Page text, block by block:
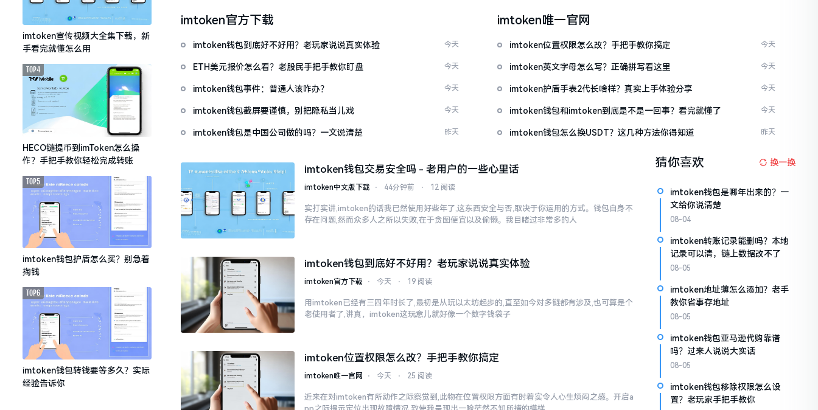
imtoken宣传视频大全集下载，新
手看完就懂怎么用
HECO链提币到imToken怎么操
作？手把手教你轻松完成转账
TOP4
imtoken钱包护盾怎么买？别急着
掏钱
TOP5
imtoken钱包转钱要等多久？实际
经验告诉你
TOP6
imtoken官方下载
imtoken钱包到底好不好用？老玩家说说真实体验 今天
ETH美元报价怎么看？老股民手把手教你盯盘 今天
imtoken钱包事件：普通人该咋办？ 今天
imtoken钱包截屏要谨慎，别把隐私当儿戏 今天
imtoken钱包是中国公司做的吗？一文说清楚 昨天
imtoken唯一官网
imtoken位置权限怎么改？手把手教你搞定 今天
imtoken英文字母怎么写？正确拼写看这里 今天
imtoken护盾手表2代长啥样？真实上手体验分享 今天
imtoken钱包和imtoken到底是不是一回事？看完就懂了 今天
imtoken钱包怎么换USDT？这几种方法你得知道 昨天
imtoken钱包交易安全吗 - 老用户的一些心里话
imtoken中文版下载 ⋅ 44分钟前 ⋅ 12 阅读
实打实讲,imtoken的话我已然使用好些年了,这东西安全与否,取决于你运用的方式。钱包自身不
存在问题,然而众多人之所以失败,在于贪图便宜以及偷懒。我目睹过非常多的人
imtoken钱包到底好不好用？老玩家说说真实体验
imtoken官方下载 ⋅ 今天 ⋅ 19 阅读
用imtoken已经有三四年时长了,最初是从玩以太坊起步的,直至如今对多链都有涉及,也可算是个
老使用者了,讲真，imtoken这玩意儿就好像一个数字钱袋子
imtoken位置权限怎么改？手把手教你搞定
imtoken唯一官网 ⋅ 今天 ⋅ 25 阅读
近来在对imtoken有所动作之际察觉到,此物在位置权限方面有时着实令人心生烦闷之感。开启a
猜你喜欢 换一换
imtoken钱包是哪年出来的？一
文给你说清楚
08-04
imtoken转账记录能删吗？本地
记录可以清，链上数据改不了
08-05
imtoken地址薄怎么添加？老手
教你省事存地址
08-05
imtoken钱包亚马逊代购靠谱
吗？过来人说说大实话
08-05
imtoken钱包移除权限怎么设
置？老玩家手把手教你